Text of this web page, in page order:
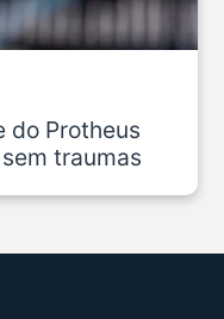
do Protheus
sem traumas